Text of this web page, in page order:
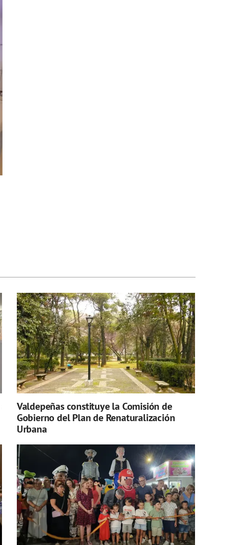
Valdepeñas constituye la Comisión de
Gobierno del Plan de Renaturalización
Urbana